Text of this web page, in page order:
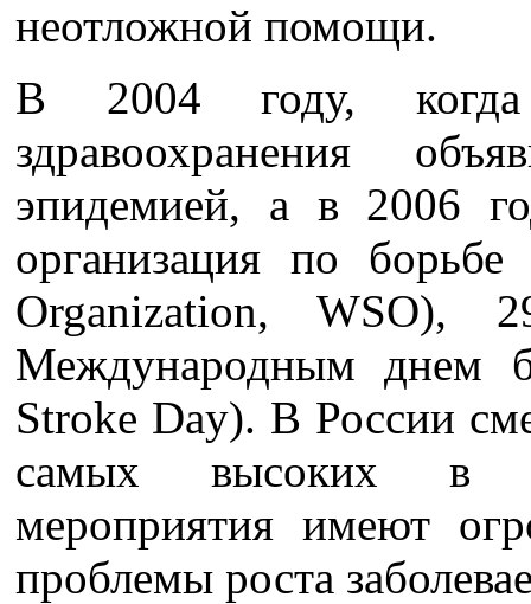
неотложной помощи.
В 2004 году, когда
здравоохранения
эпидемией, а в 2006
организация по
Organization, WSO),
Международным днем
Stroke Day). В России
самых высоких в
мероприятия имеют
проблемы роста